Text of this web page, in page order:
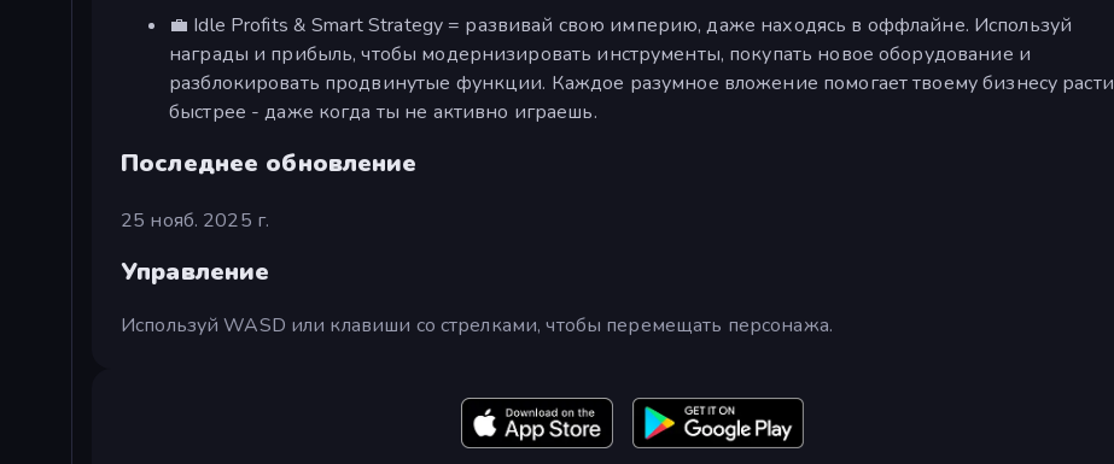
💼 Idle Profits & Smart Strategy = развивай свою империю, даже находясь в оффлайне. Используй
награды и прибыль, чтобы модернизировать инструменты, покупать новое оборудование и
разблокировать продвинутые функции. Каждое разумное вложение помогает твоему бизнесу расти
быстрее - даже когда ты не активно играешь.
Последнее обновление
25 нояб. 2025 г.
Управление
Используй WASD или клавиши со стрелками, чтобы перемещать персонажа.